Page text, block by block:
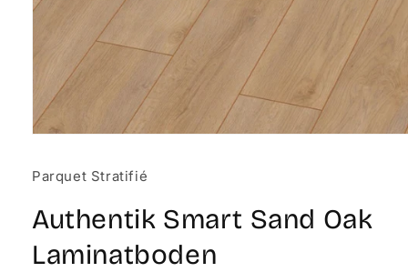
Modal
Parquet Stratifié
Authentik Smart Sand Oak
Laminatboden